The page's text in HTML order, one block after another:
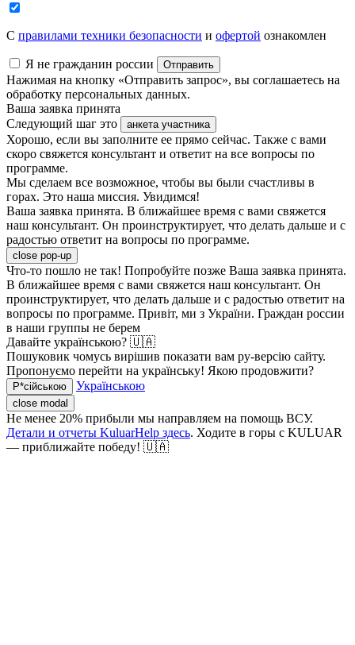
C правилами техники безопасности и офертой ознакомлен
Я не гражданин россии Отправить
Нажимая на кнопку «Отправить запрос», вы соглашаетесь на
обработку персональных данных.
Ваша заявка принята
Следующий шаг это
анкета участника
Хорошо, если вы заполните ее прямо сейчас. Также с вами
скоро свяжется консультант и ответит на все вопросы по
программе.
Мы сделаем все возможное, чтобы вы были счастливы в
горах. Это наша миссия. Увидимся!
Ваша заявка принята. В ближайшее время с вами свяжется
наш консультант. Он проинструктирует, что делать дальше и с
радостью ответит на вопросы по программе.
close pop-up
Что-то пошло не так! Попробуйте позже Ваша заявка принята.
В ближайшее время с вами свяжется наш консультант. Он
проинструктирует, что делать дальше и с радостью ответит на
вопросы по программе. Привіт, ми з України. Граждан россии
в наши группы не берем
Давайте українською? 🇺🇦
Пошуковик чомусь вирішив показати вам ру-версію сайту.
Пропонуємо перейти на українську! Якою продовжити?
Р*сійською Українською
close modal
Не менее 20% прибыли мы направляем на помощь ВСУ.
Детали и отчеты KuluarHelp здесь. Ходите в горы с KULUAR
— приближайте победу! 🇺🇦